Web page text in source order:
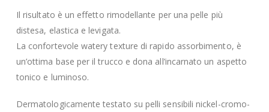
Il risultato è un effetto rimodellante per una pelle più
distesa, elastica e levigata.
La confortevole watery texture di rapido assorbimento, è
un’ottima base per il trucco e dona all’incarnato un aspetto
tonico e luminoso.
Dermatologicamente testato su pelli sensibili nickel-cromo-